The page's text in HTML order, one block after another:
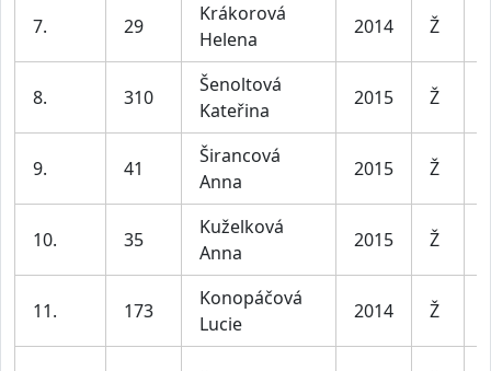
7. 29
Krákorová
Helena
2014 Ž
8. 310
Šenoltová
Kateřina
2015 Ž
9. 41
Širancová
Anna
2015 Ž
10. 35
Kuželková
Anna
2015 Ž
11. 173
Konopáčová
Lucie
2014 Ž